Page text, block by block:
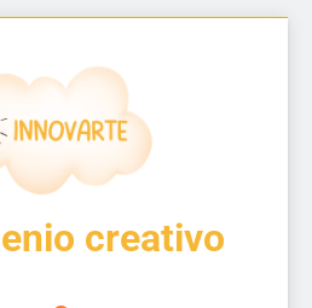
creativo